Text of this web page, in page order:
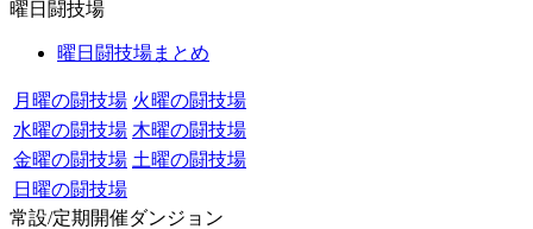
曜日闘技場
曜日闘技場まとめ
月曜の闘技場 火曜の闘技場
水曜の闘技場 木曜の闘技場
金曜の闘技場 土曜の闘技場
日曜の闘技場
常設/定期開催ダンジョン